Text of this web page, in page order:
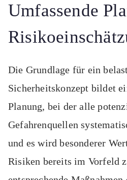
Umfassende
Die Grundlage für ein
Sicherheitskonzept bildet
Planung, bei der alle
Gefahrenquellen
und es wird besonderer
Risiken bereits im Vorfeld